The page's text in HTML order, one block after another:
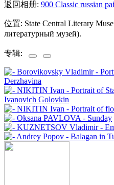
返回相册: 900 Classic russian
位置: State Central Literary
литературный музей).
专辑: